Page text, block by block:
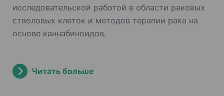
исследовательской работой в области раковых
стволовых клеток и методов терапии рака на
основе каннабиноидов.
Читать больше